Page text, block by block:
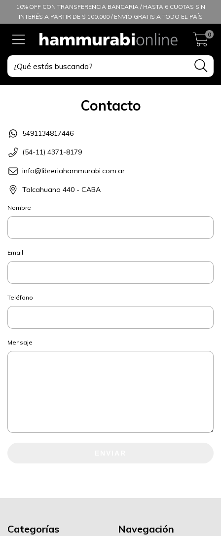
10% OFF CON TRANSFERENCIA BANCARIA / HASTA 6 CUOTAS SIN
INTERÉS A PARTIR DE $ 100.000 / ENVÍO GRATIS A TODO EL PAÍS
0
Contacto
5491134817446
(54-11) 4371-8179
info@libreriahammurabi.com.ar
Talcahuano 440 - CABA
Nombre
Email
Teléfono
Mensaje
Categorías Navegación